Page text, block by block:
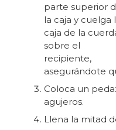
parte superior
la caja y cuelga
caja de la
sobre el
recipiente,
asegurándote
Coloca un
agujeros.
Llena la mitad